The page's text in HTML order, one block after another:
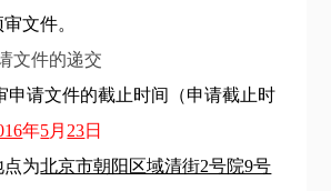
文件。
文件的递交
申请文件的截止时间（申请截止时
年5月 23日
点为北京市朝阳区域清街2号院9号